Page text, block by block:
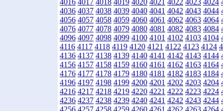
4016 4017 4018 4019 4020 4021 4022 4023 4024
4036 4037 4038 4039 4040 4041 4042 4043 4044
4056 4057 4058 4059 4060 4061 4062 4063 4064
4076 4077 4078 4079 4080 4081 4082 4083 4084
4096 4097 4098 4099 4100 4101 4102 4103 4104
4116 4117 4118 4119 4120 4121 4122 4123 4124
4136 4137 4138 4139 4140 4141 4142 4143 4144
4156 4157 4158 4159 4160 4161 4162 4163 4164
4176 4177 4178 4179 4180 4181 4182 4183 4184
4196 4197 4198 4199 4200 4201 4202 4203 4204
4216 4217 4218 4219 4220 4221 4222 4223 4224
4236 4237 4238 4239 4240 4241 4242 4243 4244
4256 4257 4258 4259 4260 4261 4262 4263 4264